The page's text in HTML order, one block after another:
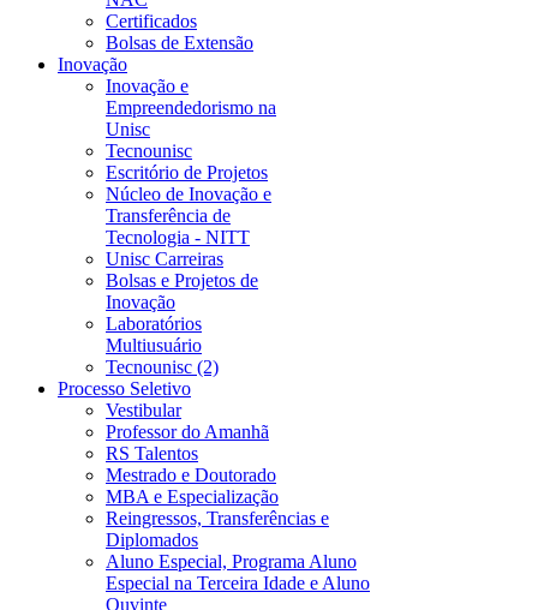
Certificados
Bolsas de Extensão
Inovação
Inovação e
Empreendedorismo na
Unisc
Tecnounisc
Escritório de Projetos
Núcleo de Inovação e
Transferência de
Tecnologia - NITT
Unisc Carreiras
Bolsas e Projetos de
Inovação
Laboratórios
Multiusuário
Tecnounisc (2)
Processo Seletivo
Vestibular
Professor do Amanhã
RS Talentos
Mestrado e Doutorado
MBA e Especialização
Reingressos, Transferências e
Diplomados
Aluno Especial, Programa Aluno
Especial na Terceira Idade e Aluno
Ouvinte